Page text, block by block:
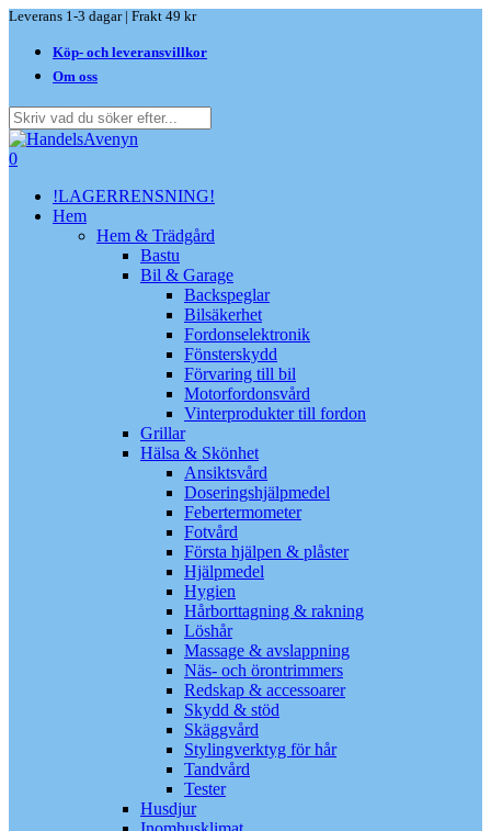
Skip
main
content
Leverans 1-3 dagar | Frakt 49 kr
Köp- och leveransvillkor
Om oss
Close
Search
search
0
!LAGERRENSNING!
Hem
Hem & Trädgård
Bastu
Bil & Garage
Backspeglar
Bilsäkerhet
Fordonselektronik
Fönsterskydd
Förvaring till bil
Motorfordonsvård
Vinterprodukter till fordon
Grillar
Hälsa & Skönhet
Ansiktsvård
Doseringshjälpmedel
Febertermometer
Fotvård
Första hjälpen & plåster
Hjälpmedel
Hygien
Hårborttagning & rakning
Löshår
Massage & avslappning
Näs- och örontrimmers
Redskap & accessoarer
Skydd & stöd
Skäggvård
Stylingverktyg för hår
Tandvård
Tester
Husdjur